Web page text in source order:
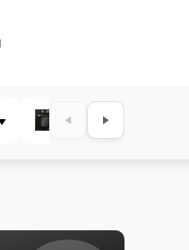
Микроволновая